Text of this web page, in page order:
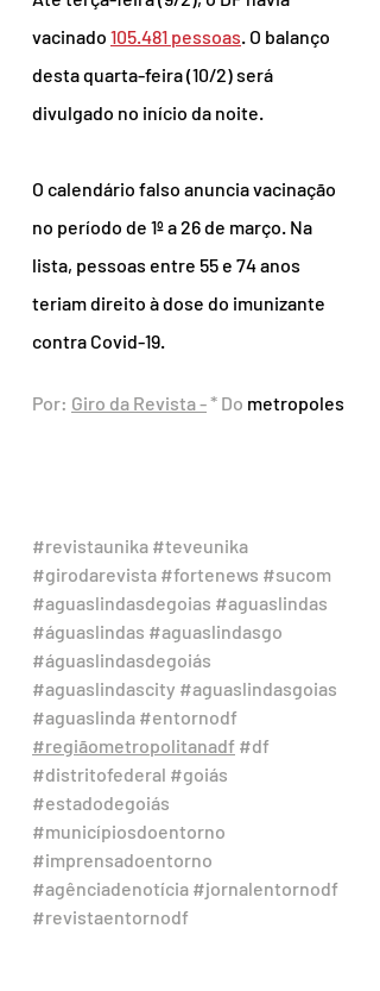
vacinado 105.481 pessoas. O balanço
desta quarta-feira (10/2) será
divulgado no início da noite.
O calendário falso anuncia vacinação
no período de 1º a 26 de março. Na
lista, pessoas entre 55 e 74 anos
teriam direito à dose do imunizante
contra Covid-19.
Por: Giro da Revista - * Do metropoles
#revistaunika #teveunika
#girodarevista #fortenews #sucom
#aguaslindasdegoias #aguaslindas
#águaslindas #aguaslindasgo
#águaslindasdegoiás
#aguaslindascity #aguaslindasgoias
#aguaslinda #entornodf
#regiãometropolitanadf #df
#distritofederal #goiás
#estadodegoiás
#municípiosdoentorno
#imprensadoentorno
#agênciadenotícia #jornalentornodf
#revistaentornodf